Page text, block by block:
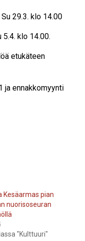
29.3. klo 14.00
5.4. klo 14.00.
etukäteen
ja ennakkomyynti
Kesäarmas pian
nuorisoseuran
"Kulttuuri"